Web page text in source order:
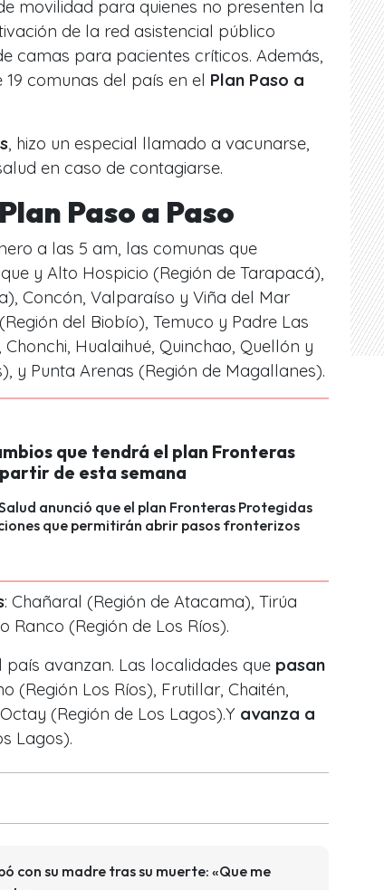
movilidad para quienes no presenten la
de la red asistencial público
camas para pacientes críticos. Además,
comunas del país en el Plan Paso a
, hizo un especial llamado a vacunarse,
en caso de contagiarse.
Paso a Paso
a las 5 am, las comunas que
y Alto Hospicio (Región de Tarapacá),
Concón, Valparaíso y Viña del Mar
del Biobío), Temuco y Padre Las
Hualaihué, Quinchao, Quellón y
y Punta Arenas (Región de Magallanes).
que tendrá el plan Fronteras
de esta semana
anunció que el plan Fronteras Protegidas
que permitirán abrir pasos fronterizos
: Chañaral (Región de Atacama), Tirúa
Ranco (Región de Los Ríos).
avanzan. Las localidades que pasan
(Región Los Ríos), Frutillar, Chaitén,
(Región de Los Lagos).Y avanza a
Lagos).
con su madre tras su muerte: «Que me